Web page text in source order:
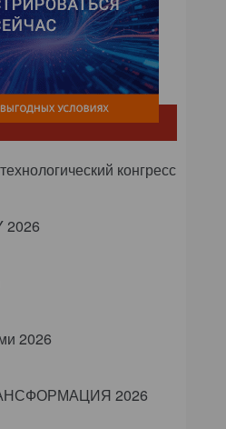
конгресс
2026
2026
2026